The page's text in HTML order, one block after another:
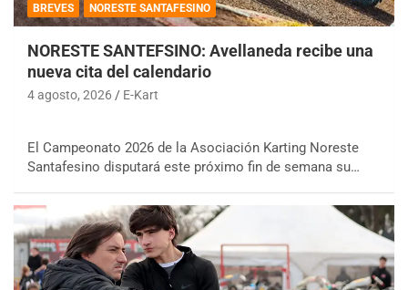
BREVES NORESTE SANTAFESINO
NORESTE SANTEFSINO: Avellaneda recibe una
nueva cita del calendario
4 agosto, 2026 E-Kart
El Campeonato 2026 de la Asociación Karting Noreste
Santafesino disputará este próximo fin de semana su…